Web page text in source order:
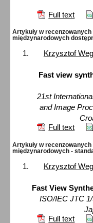
Full text
Artykuły w
międzynarodowych
Krzysztof
Fast view
21st
and Image
Full text
Artykuły w
międzynarodowych -
Krzysztof
Fast View
ISO/IEC JTC
Full text